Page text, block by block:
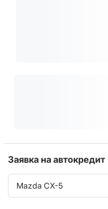
Заявка на автокредит
Mazda CX-5